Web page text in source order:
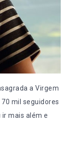
a Virgem
mil seguidores
ir mais além e